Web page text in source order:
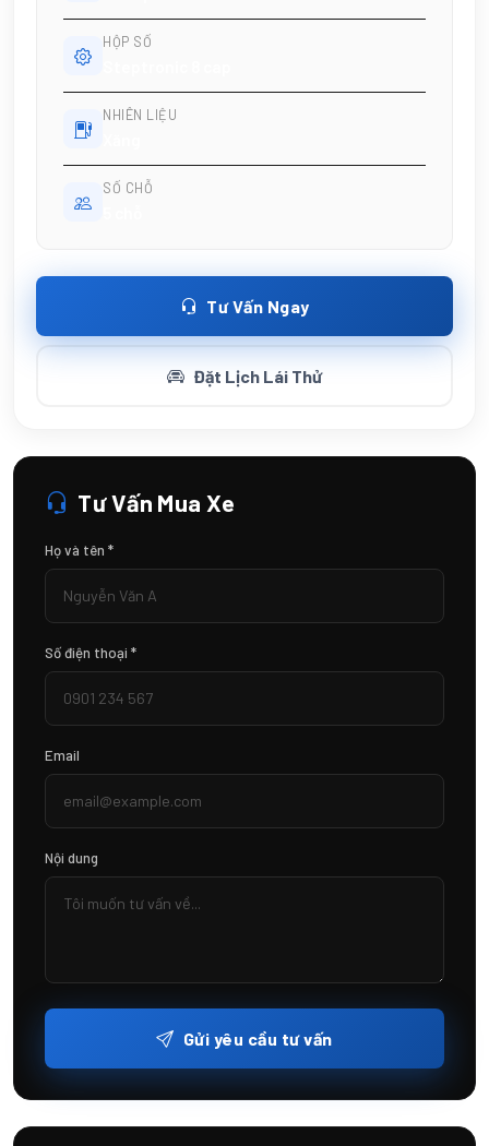
HỘP SỐ
NHIÊN LIỆU
SỐ CHỖ
Tư Vấn Ngay
Đặt Lịch Lái Thử
Tư Vấn Mua Xe
Họ và tên *
Số điện thoại *
Email
Nội dung
Gửi yêu cầu tư vấn